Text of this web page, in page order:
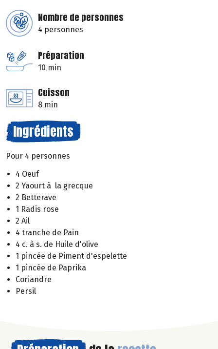
Nombre de personnes
4 personnes
Préparation
10 min
Cuisson
8 min
Ingrédients
Pour 4 personnes
4 Oeuf
2 Yaourt à la grecque
2 Betterave
1 Radis rose
2 Ail
4 tranche de Pain
4 c. à s. de Huile d'olive
1 pincée de Piment d'espelette
1 pincée de Paprika
Coriandre
Persil